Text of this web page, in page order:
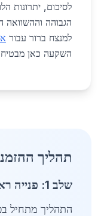
לסיכום, יתרונות
הגבוהה וההשוואה
למנצח ברור עבור
השקעה כאן מבטיחה
תהליך
שלב 1: פנייה ראשונית והצעת מחיר
התהליך מתחיל